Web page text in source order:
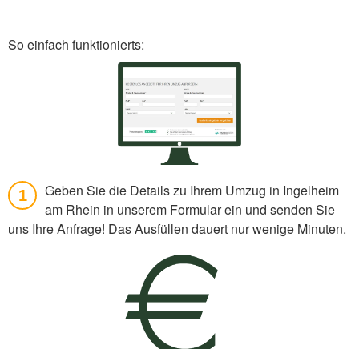
So einfach funktionierts:
1
Geben Sie die Details zu Ihrem Umzug in Ingelheim
am Rhein in unserem Formular ein und senden Sie
uns Ihre Anfrage! Das Ausfüllen dauert nur wenige Minuten.